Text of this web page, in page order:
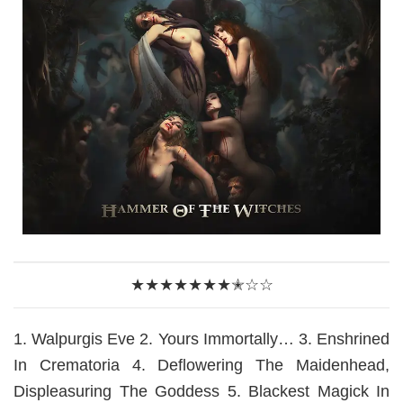
★★★★★★★✭☆☆
1. Walpurgis Eve 2. Yours Immortally… 3. Enshrined
In Crematoria 4. Deflowering The Maidenhead,
Displeasuring The Goddess 5. Blackest Magick In